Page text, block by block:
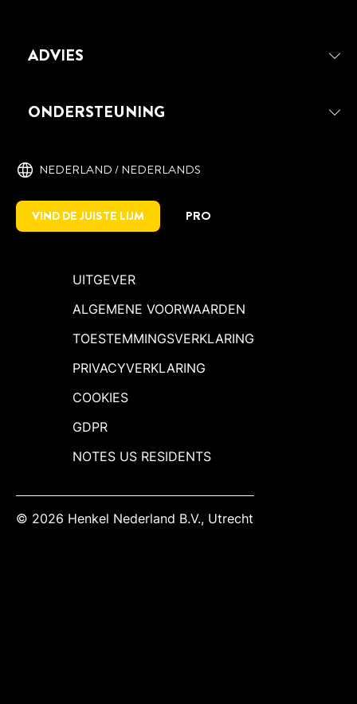
ADVIES
ONDERSTEUNING
NEDERLAND / NEDERLANDS
VIND DE JUISTE LIJM PRO
UITGEVER
ALGEMENE VOORWAARDEN
TOESTEMMINGSVERKLARING
PRIVACYVERKLARING
COOKIES
GDPR
NOTES US RESIDENTS
© 2026 Henkel Nederland B.V., Utrecht